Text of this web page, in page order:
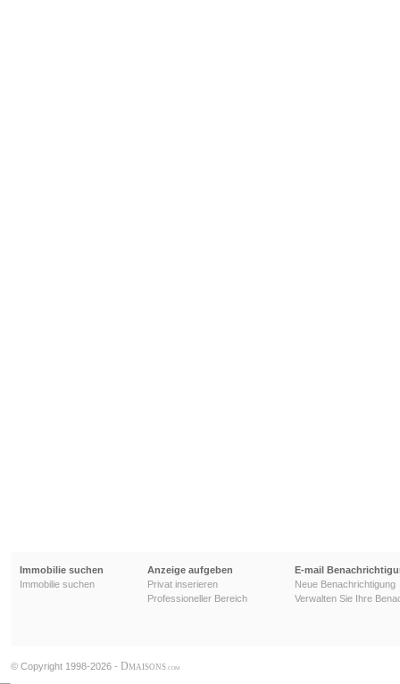
Immobilie suchen
Immobilie suchen
Anzeige aufgeben
Privat inserieren
Professioneller Bereich
E-mail
Neue Benachrichtigung
Verwalten Sie Ihre
© Copyright 1998-2026 - DMAISONS .COM